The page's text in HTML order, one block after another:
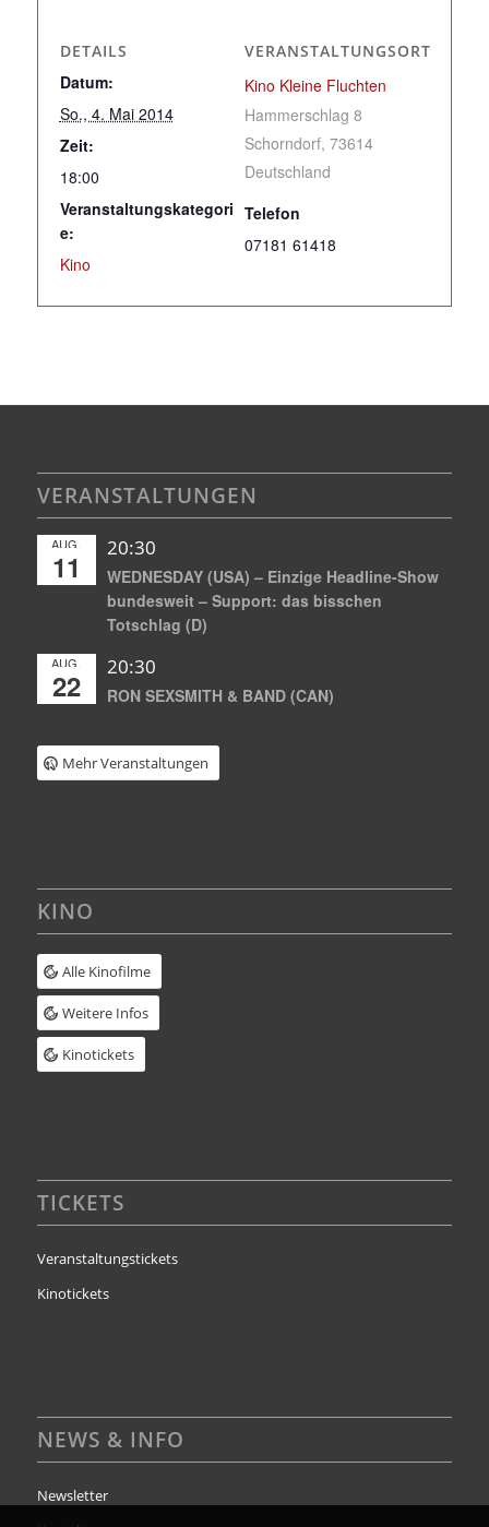
DETAILS
Datum:
So., 4. Mai 2014
Zeit:
18:00
Veranstaltungskategori
e:
Kino
VERANSTALTUNGSORT
Kino Kleine Fluchten
Hammerschlag 8
Schorndorf, 73614
Deutschland
Telefon
07181 61418
VERANSTALTUNGEN
AUG.
11
20:30
WEDNESDAY (USA) – Einzige Headline-Show
bundesweit – Support: das bisschen
Totschlag (D)
AUG.
22
20:30
RON SEXSMITH & BAND (CAN)
Mehr Veranstaltungen
KINO
Alle Kinofilme
Weitere Infos
Kinotickets
TICKETS
Veranstaltungstickets
Kinotickets
NEWS & INFO
Newsletter